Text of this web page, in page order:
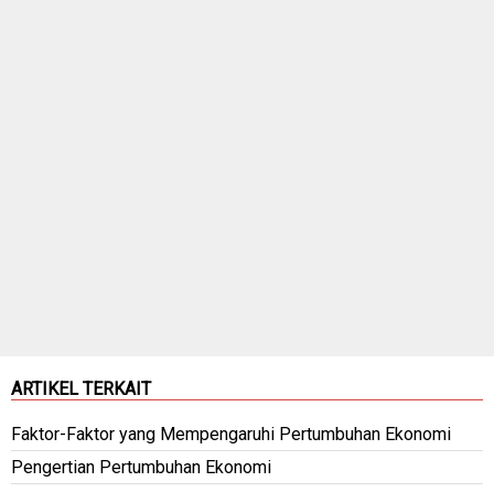
ARTIKEL TERKAIT
Faktor-Faktor yang Mempengaruhi Pertumbuhan Ekonomi
Pengertian Pertumbuhan Ekonomi